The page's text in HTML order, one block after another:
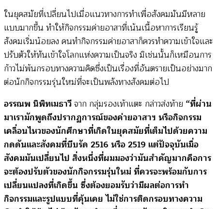
ในยุคสมัยที่เปลี่ยนไปเมื่อแนวทางการทำเพื่อสังคมมันมีหลาย
แบบมากขึ้น ทำให้กิจกรรมค่ายอาสาที่เน้นเนื้อหาการเรียนรู้
สังคมเริ่มน้อยลง คนทำกิจกรรมค่ายอาสาก็ควรทำความเข้าใจและ
ปรับตัวให้ทันเข้าใจโลกแห่งความเป็นจริง มิเช่นนั้นก็เหมือนการ
ก้าวไม่พ้นกรอบทางความคิดซึ่งเป็นเรื่องที่อันตรายเป็นอย่างมาก
ต่อนักกิจกรรมรุ่นใหม่ที่จะเป็นพลังทางสังคมต่อไป
อรรณพ นิพิทเมธาวีจาก กลุ่มรองเท้าแตะ กล่าวส่งท้าย “ที่ผ่าน
มาเรามักพูดถึงปรากฏการณ์ของค่ายอาสาฯ หรือกิจกรรม
เคลื่อนไหวของนักศึกษาที่เกิดในยุคสมัยที่เต็มไปด้วยความ
กดดันและสังคมที่บีบรัด 2516 หรือ 2519 แต่ปัจจุบันเมื่อ
สังคมมันเปลี่ยนไป สิ่งหนึ่งที่ผมมองว่ามันสำคัญมากคือการ
จะต้องปรับตัวของนักกิจกรรมรุ่นใหม่ ที่ควรจะพร้อมกับการ
เปลี่ยนแปลงที่เกิดขึ้น ซึ่งต้องยอมรับว่ามีผลต่อการทำ
กิจกรรมและรูปแบบที่คุ้นเคย ไม่ใช่การติดกรอบทางความ